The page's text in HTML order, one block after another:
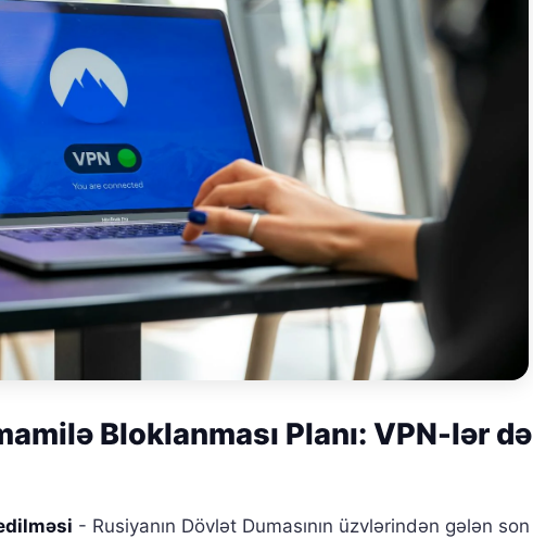
Bloklanması Planı: VPN-lər də
- Rusiyanın Dövlət Dumasının üzvlərindən gələn son